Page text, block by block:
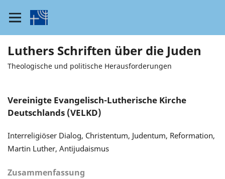
Luthers Schriften über die Juden
Theologische und politische Herausforderungen
Vereinigte Evangelisch-Lutherische Kirche
Deutschlands (VELKD)
Interreligiöser Dialog, Christentum, Judentum, Reformation,
Martin Luther, Antijudaismus
Zusammenfassung